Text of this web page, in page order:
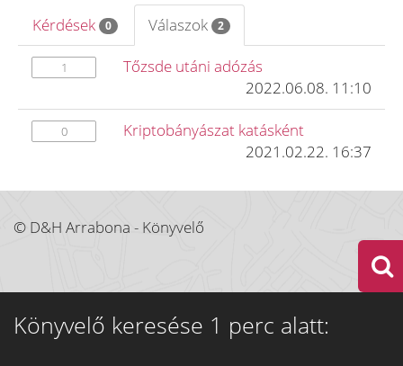
Kérdések 0 Válaszok 2
1
Tőzsde utáni adózás
2022.06.08. 11:10
0
Kriptobányászat katásként
2021.02.22. 16:37
© D&H Arrabona - Könyvelő
Könyvelő keresése 1 perc alatt: